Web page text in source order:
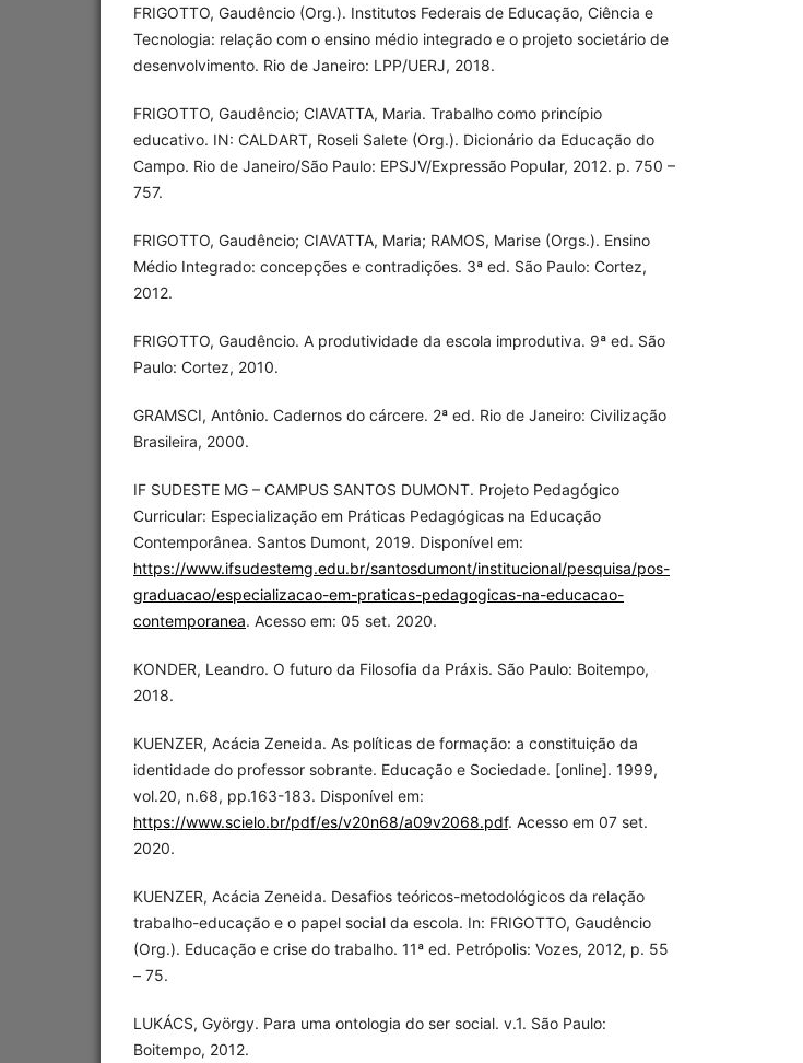
FRIGOTTO, Gaudêncio (Org.). Institutos Federais de Educação, Ciência e
Tecnologia: relação com o ensino médio integrado e o projeto societário de
desenvolvimento. Rio de Janeiro: LPP/UERJ, 2018.
FRIGOTTO, Gaudêncio; CIAVATTA, Maria. Trabalho como princípio
educativo. IN: CALDART, Roseli Salete (Org.). Dicionário da Educação do
Campo. Rio de Janeiro/São Paulo: EPSJV/Expressão Popular, 2012. p. 750 –
757.
FRIGOTTO, Gaudêncio; CIAVATTA, Maria; RAMOS, Marise (Orgs.). Ensino
Médio Integrado: concepções e contradições. 3ª ed. São Paulo: Cortez,
2012.
FRIGOTTO, Gaudêncio. A produtividade da escola improdutiva. 9ª ed. São
Paulo: Cortez, 2010.
GRAMSCI, Antônio. Cadernos do cárcere. 2ª ed. Rio de Janeiro: Civilização
Brasileira, 2000.
IF SUDESTE MG – CAMPUS SANTOS DUMONT. Projeto Pedagógico
Curricular: Especialização em Práticas Pedagógicas na Educação
Contemporânea. Santos Dumont, 2019. Disponível em:
https://www.ifsudestemg.edu.br/santosdumont/institucional/pesquisa/pos-
graduacao/especializacao-em-praticas-pedagogicas-na-educacao-
contemporanea. Acesso em: 05 set. 2020.
KONDER, Leandro. O futuro da Filosofia da Práxis. São Paulo: Boitempo,
2018.
KUENZER, Acácia Zeneida. As políticas de formação: a constituição da
identidade do professor sobrante. Educação e Sociedade. [online]. 1999,
vol.20, n.68, pp.163-183. Disponível em:
https://www.scielo.br/pdf/es/v20n68/a09v2068.pdf. Acesso em 07 set.
2020.
KUENZER, Acácia Zeneida. Desafios teóricos-metodológicos da relação
trabalho-educação e o papel social da escola. In: FRIGOTTO, Gaudêncio
(Org.). Educação e crise do trabalho. 11ª ed. Petrópolis: Vozes, 2012, p. 55
– 75.
LUKÁCS, György. Para uma ontologia do ser social. v.1. São Paulo:
Boitempo, 2012.